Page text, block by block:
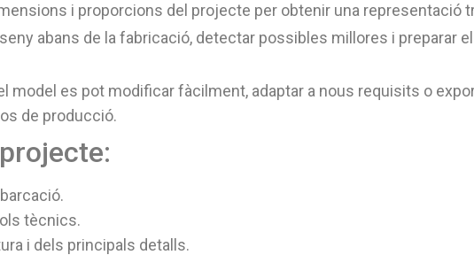
i proporcions del projecte per obtenir una representació
abans de la fabricació, detectar possibles millores i preparar
model es pot modificar fàcilment, adaptar a nous requisits o
de producció.
tècnics.
i dels principals detalls.